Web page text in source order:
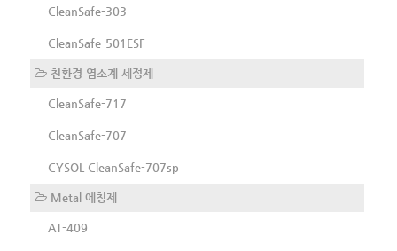
CleanSafe-303
CleanSafe-501ESF
친환경 염소계 세정제
CleanSafe-717
CleanSafe-707
CYSOL CleanSafe-707sp
Metal 에칭제
AT-409